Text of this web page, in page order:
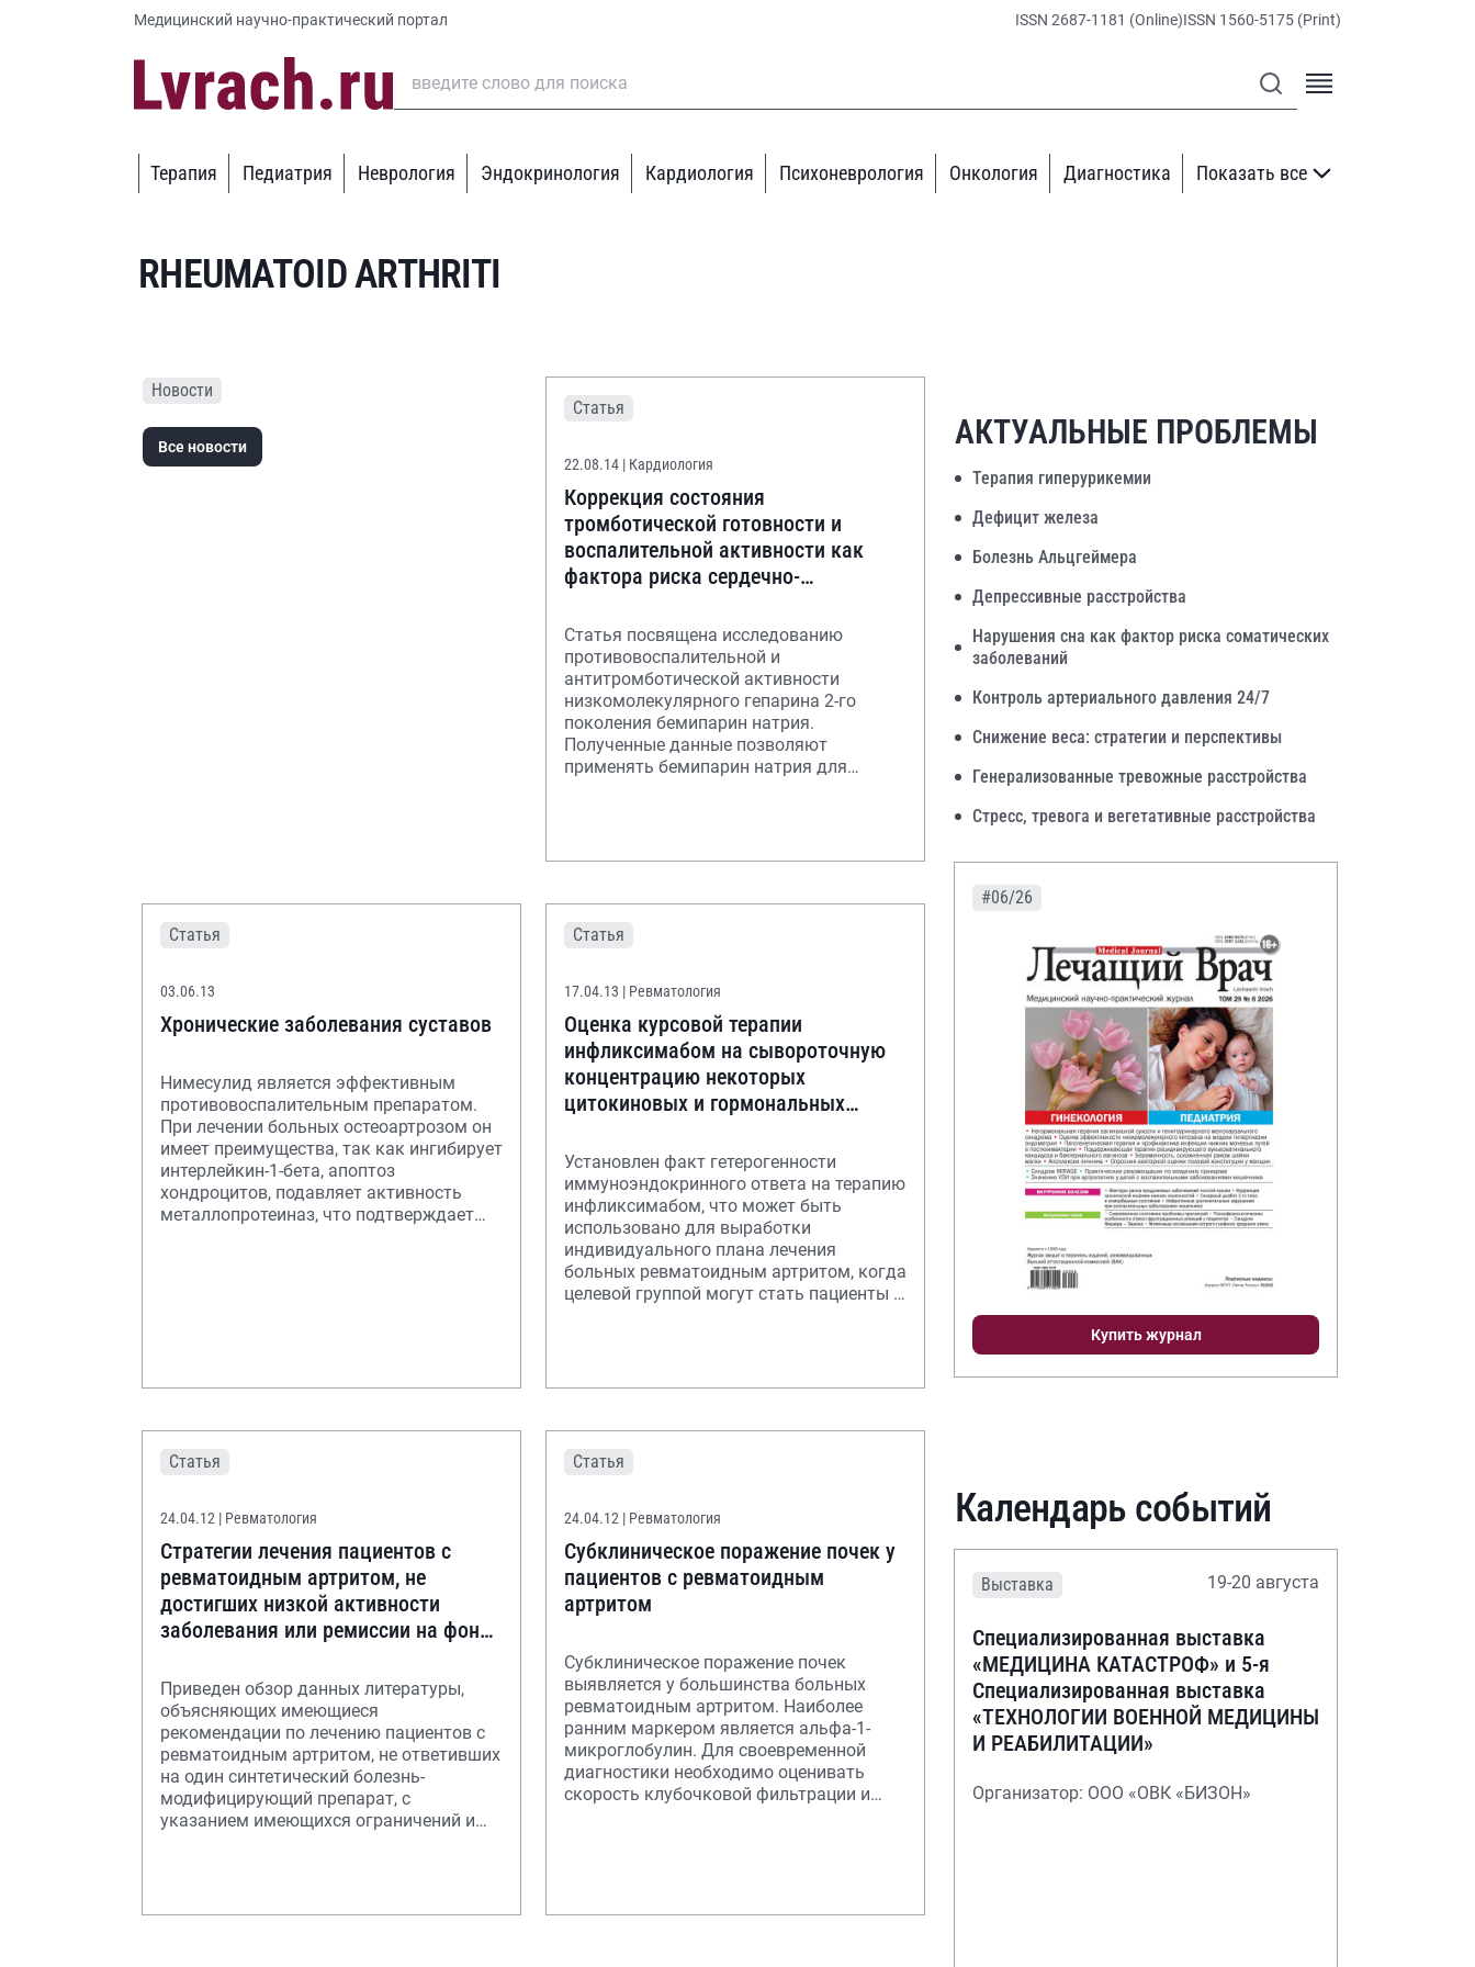
Медицинский научно-практический портал ISSN 2687-1181 (Online)ISSN 1560-5175 (Print)
Терапия Педиатрия Неврология Эндокринология Кардиология Психоневрология Онкология Диагностика Показать все
RHEUMATOID ARTHRITI
Новости
Все новости
Статья
22.08.14 | Кардиология
Коррекция состояния
тромботической готовности и
воспалительной активности как
фактора риска сердечно-
низкомолекулярным гепарином
Статья посвящена исследованию
противовоспалительной и
антитромботической активности
низкомолекулярного гепарина 2-го
поколения бемипарин натрия.
Полученные данные позволяют
применять бемипарин натрия для
Статья
03.06.13
Хронические заболевания суставов
Нимесулид является эффективным
противовоспалительным препаратом.
При лечении больных остеоартрозом он
имеет преимущества, так как ингибирует
интерлейкин-1-бета, апоптоз
хондроцитов, подавляет активность
металлопротеиназ, что подтверждает
Статья
17.04.13 | Ревматология
Оценка курсовой терапии
инфликсимабом на сывороточную
концентрацию некоторых
цитокиновых и гормональных
ревматоидным артрито
Установлен факт гетерогенности
иммуноэндокринного ответа на терапию
инфликсимабом, что может быть
использовано для выработки
индивидуального плана лечения
больных ревматоидным артритом, когда
целевой группой могут стать пациенты с
Статья
24.04.12 | Ревматология
Стратегии лечения пациентов с
ревматоидным артритом, не
достигших низкой активности
заболевания или ремиссии на фоне
Приведен обзор данных литературы,
объясняющих имеющиеся
рекомендации по лечению пациентов с
ревматоидным артритом, не ответивших
на один синтетический болезнь-
модифицирующий препарат, с
указанием имеющихся ограничений и
Статья
24.04.12 | Ревматология
Субклиническое поражение почек у
пациентов с ревматоидным
артритом
Субклиническое поражение почек
выявляется у большинства больных
ревматоидным артритом. Наиболее
ранним маркером является альфа-1-
микроглобулин. Для своевременной
диагностики необходимо оценивать
скорость клубочковой фильтрации и
АКТУАЛЬНЫЕ ПРОБЛЕМЫ
Терапия гиперурикемии
Дефицит железа
Болезнь Альцгеймера
Депрессивные расстройства
Нарушения сна как фактор риска соматических
заболеваний
Контроль артериального давления 24/7
Снижение веса: стратегии и перспективы
Генерализованные тревожные расстройства
Стресс, тревога и вегетативные расстройства
#06/26
Купить журнал
Календарь событий
Выставка 19-20 августа
Специализированная выставка
«МЕДИЦИНА КАТАСТРОФ» и 5-я
Специализированная выставка
«ТЕХНОЛОГИИ ВОЕННОЙ МЕДИЦИНЫ
И РЕАБИЛИТАЦИИ»
Организатор: ООО «ОВК «БИЗОН»